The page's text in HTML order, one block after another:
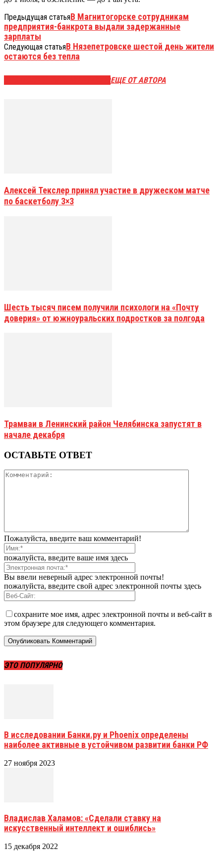
Предыдущая статьяВ Магнитогорске сотрудникам
предприятия-банкрота выдали задержанные
зарплаты
Следующая статьяВ Нязепетровске шестой день жители
остаются без тепла
ЕЩЕ ОТ АВТОРА
Алексей Текслер принял участие в дружеском матче
по баскетболу 3×3
Шесть тысяч писем получили психологи на «Почту
доверия» от южноуральских подростков за полгода
Трамваи в Ленинский район Челябинска запустят в
начале декабря
ОСТАВЬТЕ ОТВЕТ
Пожалуйста, введите ваш комментарий!
пожалуйста, введите ваше имя здесь
Вы ввели неверный адрес электронной почты!
пожалуйста, введите свой адрес электронной почты здесь
сохраните мое имя, адрес электронной почты и веб-сайт в
этом браузере для следующего комментария.
ЭТО ПОПУЛЯРНО
В исследовании Банки.ру и Phoenix определены
наиболее активные в устойчивом развитии банки РФ
27 ноября 2023
Владислав Халамов: «Сделали ставку на
искусственный интеллект и ошиблись»
15 декабря 2022